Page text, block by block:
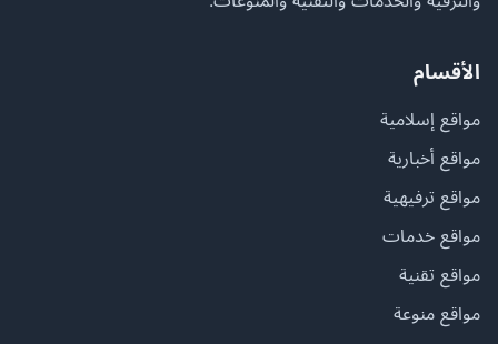
الأقسام
مواقع إسلامية
مواقع أخبارية
مواقع ترفيهية
مواقع خدمات
مواقع تقنية
مواقع منوعة